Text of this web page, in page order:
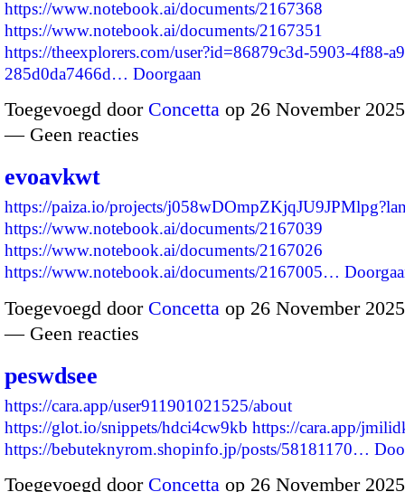
https://www.notebook.ai/documents/2167368
https://www.notebook.ai/documents/2167351
https://theexplorers.com/user?id=86879c3d-5903-4f88-
285d0da7466d… Doorgaan
Toegevoegd door Concetta op 26 November
— Geen reacties
evoavkwt
https://paiza.io/projects/
https://www.notebook.ai/documents/2167039
https://www.notebook.ai/documents/2167026
https://www.notebook.ai/documents/2167005…
Toegevoegd door Concetta op 26 November
— Geen reacties
peswdsee
https://cara.app/user911901021525/about
https://glot.io/snippets/hdci4cw9kb https://cara.app/
https://bebuteknyrom.shopinfo.jp/posts/58181170…
Toegevoegd door Concetta op 26 November